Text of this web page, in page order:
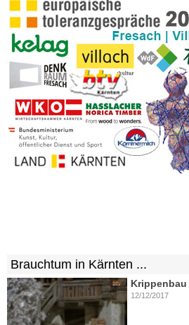
Brauchtum in Kärnten ...
12/12/2017